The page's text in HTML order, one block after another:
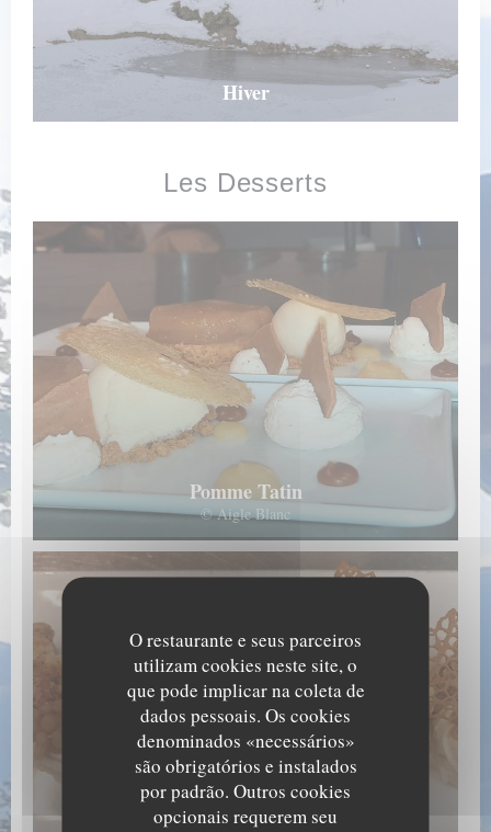
O restaurante e seus parceiros
utilizam cookies neste site, o
que pode implicar na coleta de
dados pessoais. Os cookies
denominados «necessários»
são obrigatórios e instalados
por padrão. Outros cookies
opcionais requerem seu
Hiver
Les Desserts
Pomme Tatin
© Aigle Blanc
Ananas Chataigne